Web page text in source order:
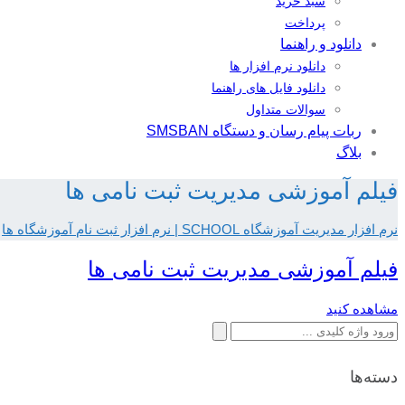
پرداخت
دانلود و راهنما
دانلود نرم افزار ها
دانلود فایل های راهنما
سوالات متداول
ربات پیام رسان و دستگاه SMSBAN
بلاگ
فیلم آموزشی مدیریت ثبت نامی ها
نرم افزار مدیریت آموزشگاه SCHOOL | نرم افزار ثبت نام آموزشگاه ها
فیلم آموزشی مدیریت ثبت نامی ها
مشاهده کنید
جستجو
دسته‌ها